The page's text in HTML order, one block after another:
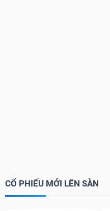
CỔ PHIẾU MỚI LÊN SÀN